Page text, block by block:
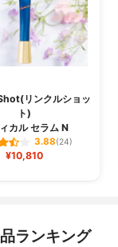
リンクルショッ
ト)
カル セラム N
3.88(24)
¥10,810
ランキング